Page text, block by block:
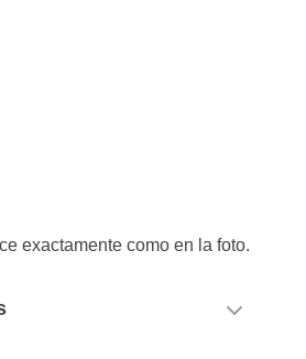
exactamente como en la foto.